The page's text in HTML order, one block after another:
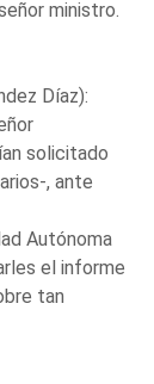
ministro.
Díaz):
solicitado
, ante
Autónoma
el informe
tan